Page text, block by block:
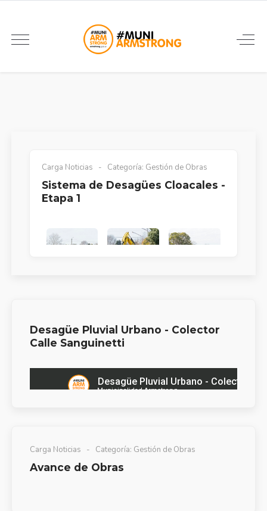
Carga Noticias Categoría: Gestión de Obras
Sistema de Desagües Cloacales -
Etapa 1
Desagüe Pluvial Urbano - Colector
Calle Sanguinetti
Carga Noticias Categoría: Gestión de Obras
Avance de Obras